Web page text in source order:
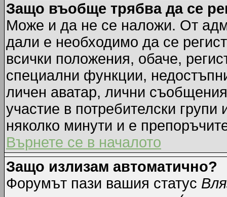
Защо въобще трябва да се
Може и да не се наложи. От
дали е необходимо да се
всички положения, обаче,
специални функции,
личен аватар, лични
участие в потребителски
няколко минути и е
Върнете се в началото
Защо излизам автоматично?
Форумът пази вашия статус